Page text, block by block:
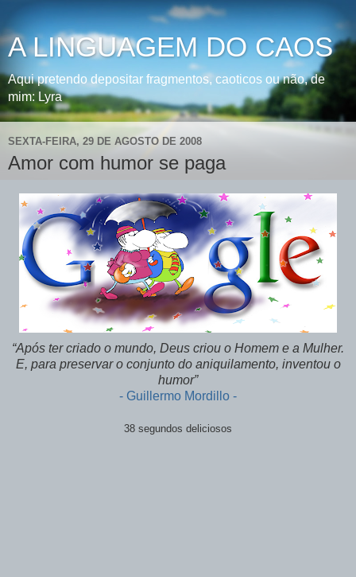
A LINGUAGEM DO CAOS
Aqui pretendo depositar fragmentos, caoticos ou não, de
mim: Lyra
SEXTA-FEIRA, 29 DE AGOSTO DE 2008
Amor com humor se paga
“Após ter criado o mundo, Deus criou o Homem e a Mulher.
E, para preservar o conjunto do aniquilamento, inventou o
humor”
- Guillermo Mordillo -
38 segundos deliciosos